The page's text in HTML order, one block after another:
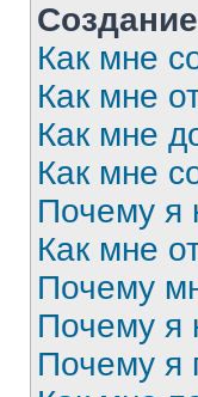
Как мне
Как мне
Как мне
Как мне
Почему я
Как мне
Почему
Почему я
Почему я